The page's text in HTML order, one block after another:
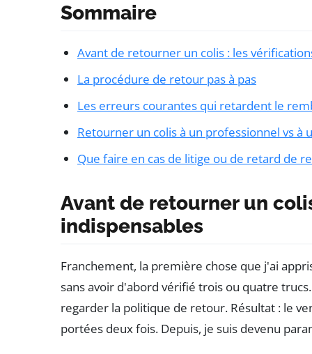
Sommaire
Avant de retourner un colis : les
La procédure de retour pas à pas
Les erreurs courantes qui retardent le
Retourner un colis à un professionnel vs à
Que faire en cas de litige ou de retard de
Avant de retourner un
indispensables
Franchement, la première chose que j'ai
sans avoir d'abord vérifié trois ou quatre
regarder la politique de retour. Résultat : le
portées deux fois. Depuis, je suis devenu